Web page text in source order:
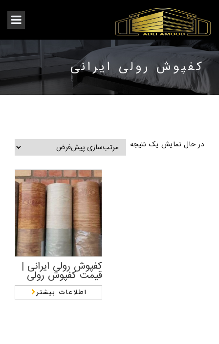
کفپوش رولی ایرانی
در حال نمایش یک نتیجه
کفپوش رولی ایرانی |
قیمت کفپوش رولی
اطلاعات بیشتر